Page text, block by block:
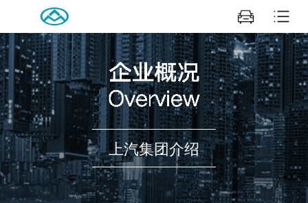
上汽集团介绍